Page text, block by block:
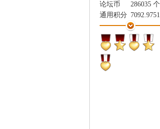
论坛币
286035 个
通用积分 7092.9751
学术水平
527 点
热心指数
640 点
信用等级
499 点
经验
帖子